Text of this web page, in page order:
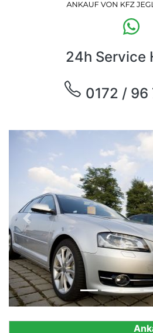
24h Service
0172 / 96
Previous